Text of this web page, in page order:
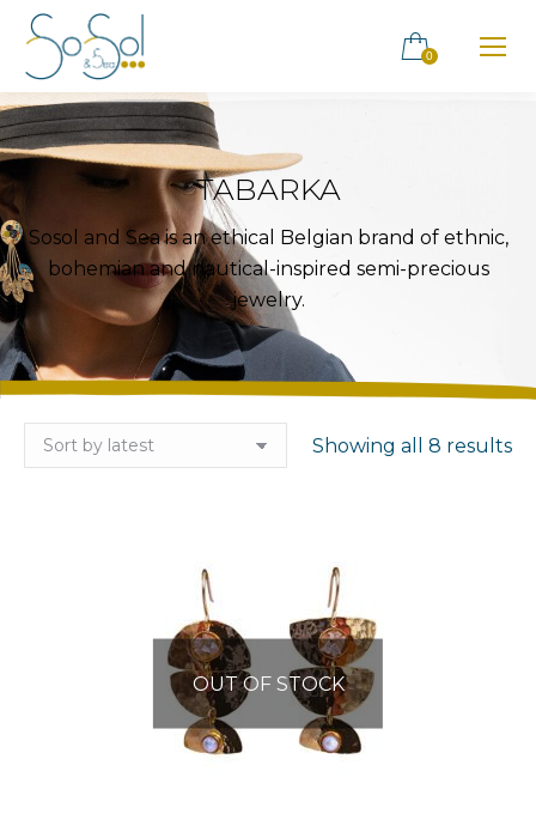
0
TABARKA
Sosol and Sea is an ethical Belgian brand of ethnic,
bohemian and nautical-inspired semi-precious
jewelry.
Showing all 8 results
OUT OF STOCK